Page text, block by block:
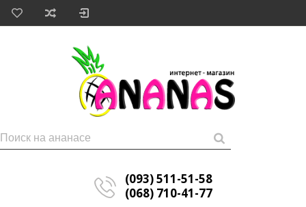
(093) 511-51-58
(068) 710-41-77